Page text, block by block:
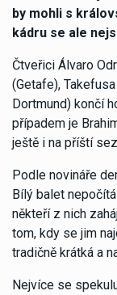
by mohli s
kádru se ale
Čtveřici Álvaro
(Getafe),
Dortmund) končí
případem je
ještě i na příští
Podle novináře
Bílý balet
někteří z nich
tom, kdy se jim
tradičně krátká a
Nejvíce se